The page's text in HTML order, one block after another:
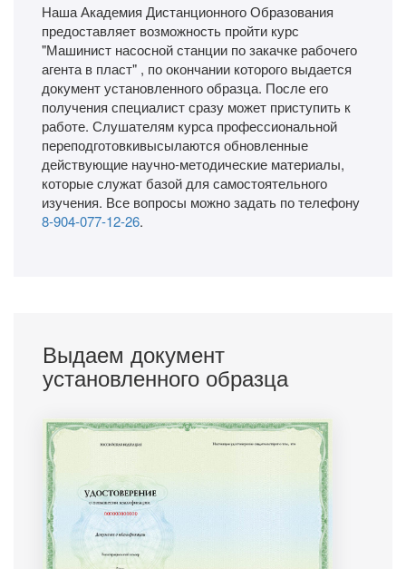
Наша Академия Дистанционного Образования
предоставляет возможность пройти курс
"Машинист насосной станции по закачке рабочего
агента в пласт" , по окончании которого выдается
документ установленного образца. После его
получения специалист сразу может приступить к
работе. Слушателям курса профессиональной
переподготовкивысылаются обновленные
действующие научно-методические материалы,
которые служат базой для самостоятельного
изучения. Все вопросы можно задать по телефону
8-904-077-12-26.
Выдаем документ
установленного образца